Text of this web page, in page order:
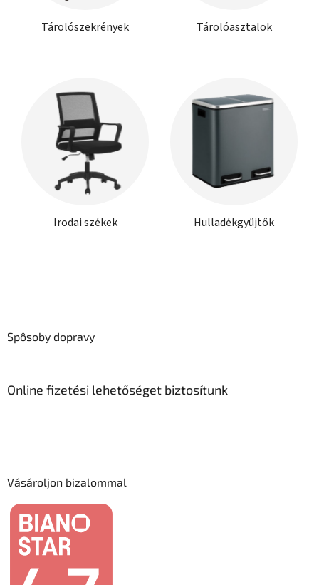
Tárolószekrények Tárolóasztalok
Irodai székek Hulladékgyűjtők
Spôsoby dopravy
Online fizetési lehetőséget biztosítunk
Vásároljon bizalommal